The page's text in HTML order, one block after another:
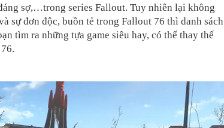
sợ,…trong series Fallout. Tuy nhiên lại không
sự đơn độc, buồn tẻ trong Fallout 76 thì danh sách
tìm ra những tựa game siêu hay, có thể thay thế